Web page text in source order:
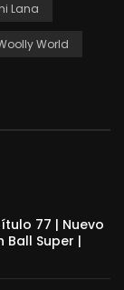
Lana
World
77 | Nuevo
Ball Super |